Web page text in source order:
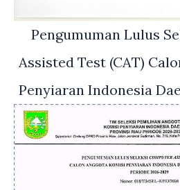
Pengumuman Lulus
Assisted Test (CAT)
Penyiaran Indonesia